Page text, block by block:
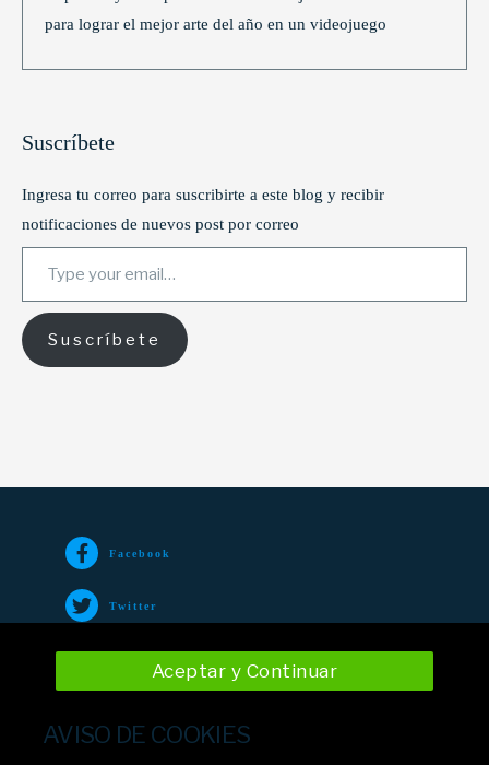
para lograr el mejor arte del año en un videojuego
Suscríbete
Ingresa tu correo para suscribirte a este blog y recibir
notificaciones de nuevos post por correo
Type your email…
Suscríbete
Facebook
Twitter
AVISO DE COOKIES
Aceptar y Continuar